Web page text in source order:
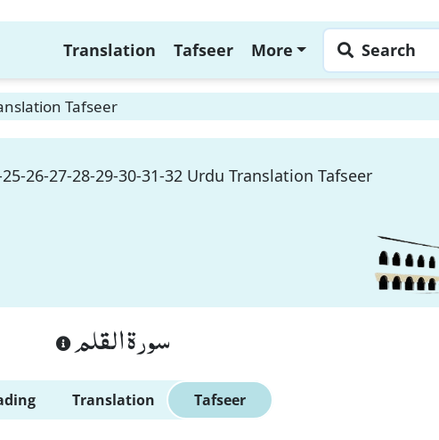
Translation Tafseer More Search
Tafseer
26-27-28-29-30-31-32 Urdu Translation Tafseer
سورة القلم
Translation Tafseer